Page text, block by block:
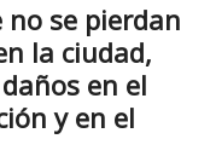
no se pierdan
la ciudad,
en el
y en el